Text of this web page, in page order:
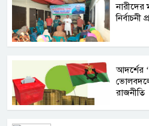
নারীদের
আদর্শের
রাজনীতি